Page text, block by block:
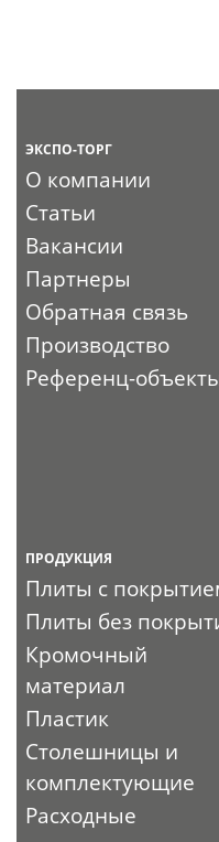
ЭКСПО-ТОРГ
О компании
Статьи
Вакансии
Партнеры
Обратная связь
Производство
Референц-
ПРОДУКЦИЯ
Плиты с
Плиты без
Кромочный
материал
Пластик
Столешницы и
комплектующие
Расходные